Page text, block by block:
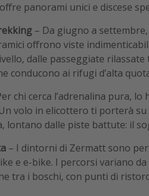
panorami unici e discese
– Da giugno a
offrono viste
dalle passeggiate
conducono ai rifugi d’alta
chi cerca l’adrenalina pura, lo
volo in elicottero ti porterà su
lontano dalle piste battute: il
– I dintorni di Zermatt sono
e e-bike. I percorsi variano
tra i boschi, con punti di